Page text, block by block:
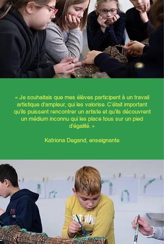
« Je souhaitais que mes élèves participent à un travail
artistique d’ampleur, qui les valorise. C’était important
qu’ils puissent rencontrer un artiste et qu’ils découvrent
un médium inconnu qui les place tous sur un pied
d’égalité. »
Katriona Degand, enseignante